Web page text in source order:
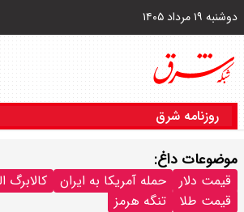
دوشنبه ۱۹ مرداد ۱۴۰۵
روزنامه شرق
موضوعات داغ:
قیمت دلار حمله آمریکا به ایران
کالابرگ
قیمت طلا
تنگه هرمز